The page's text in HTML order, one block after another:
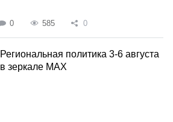
0 585 0
Региональная политика 3-6 августа
в зеркале MAX